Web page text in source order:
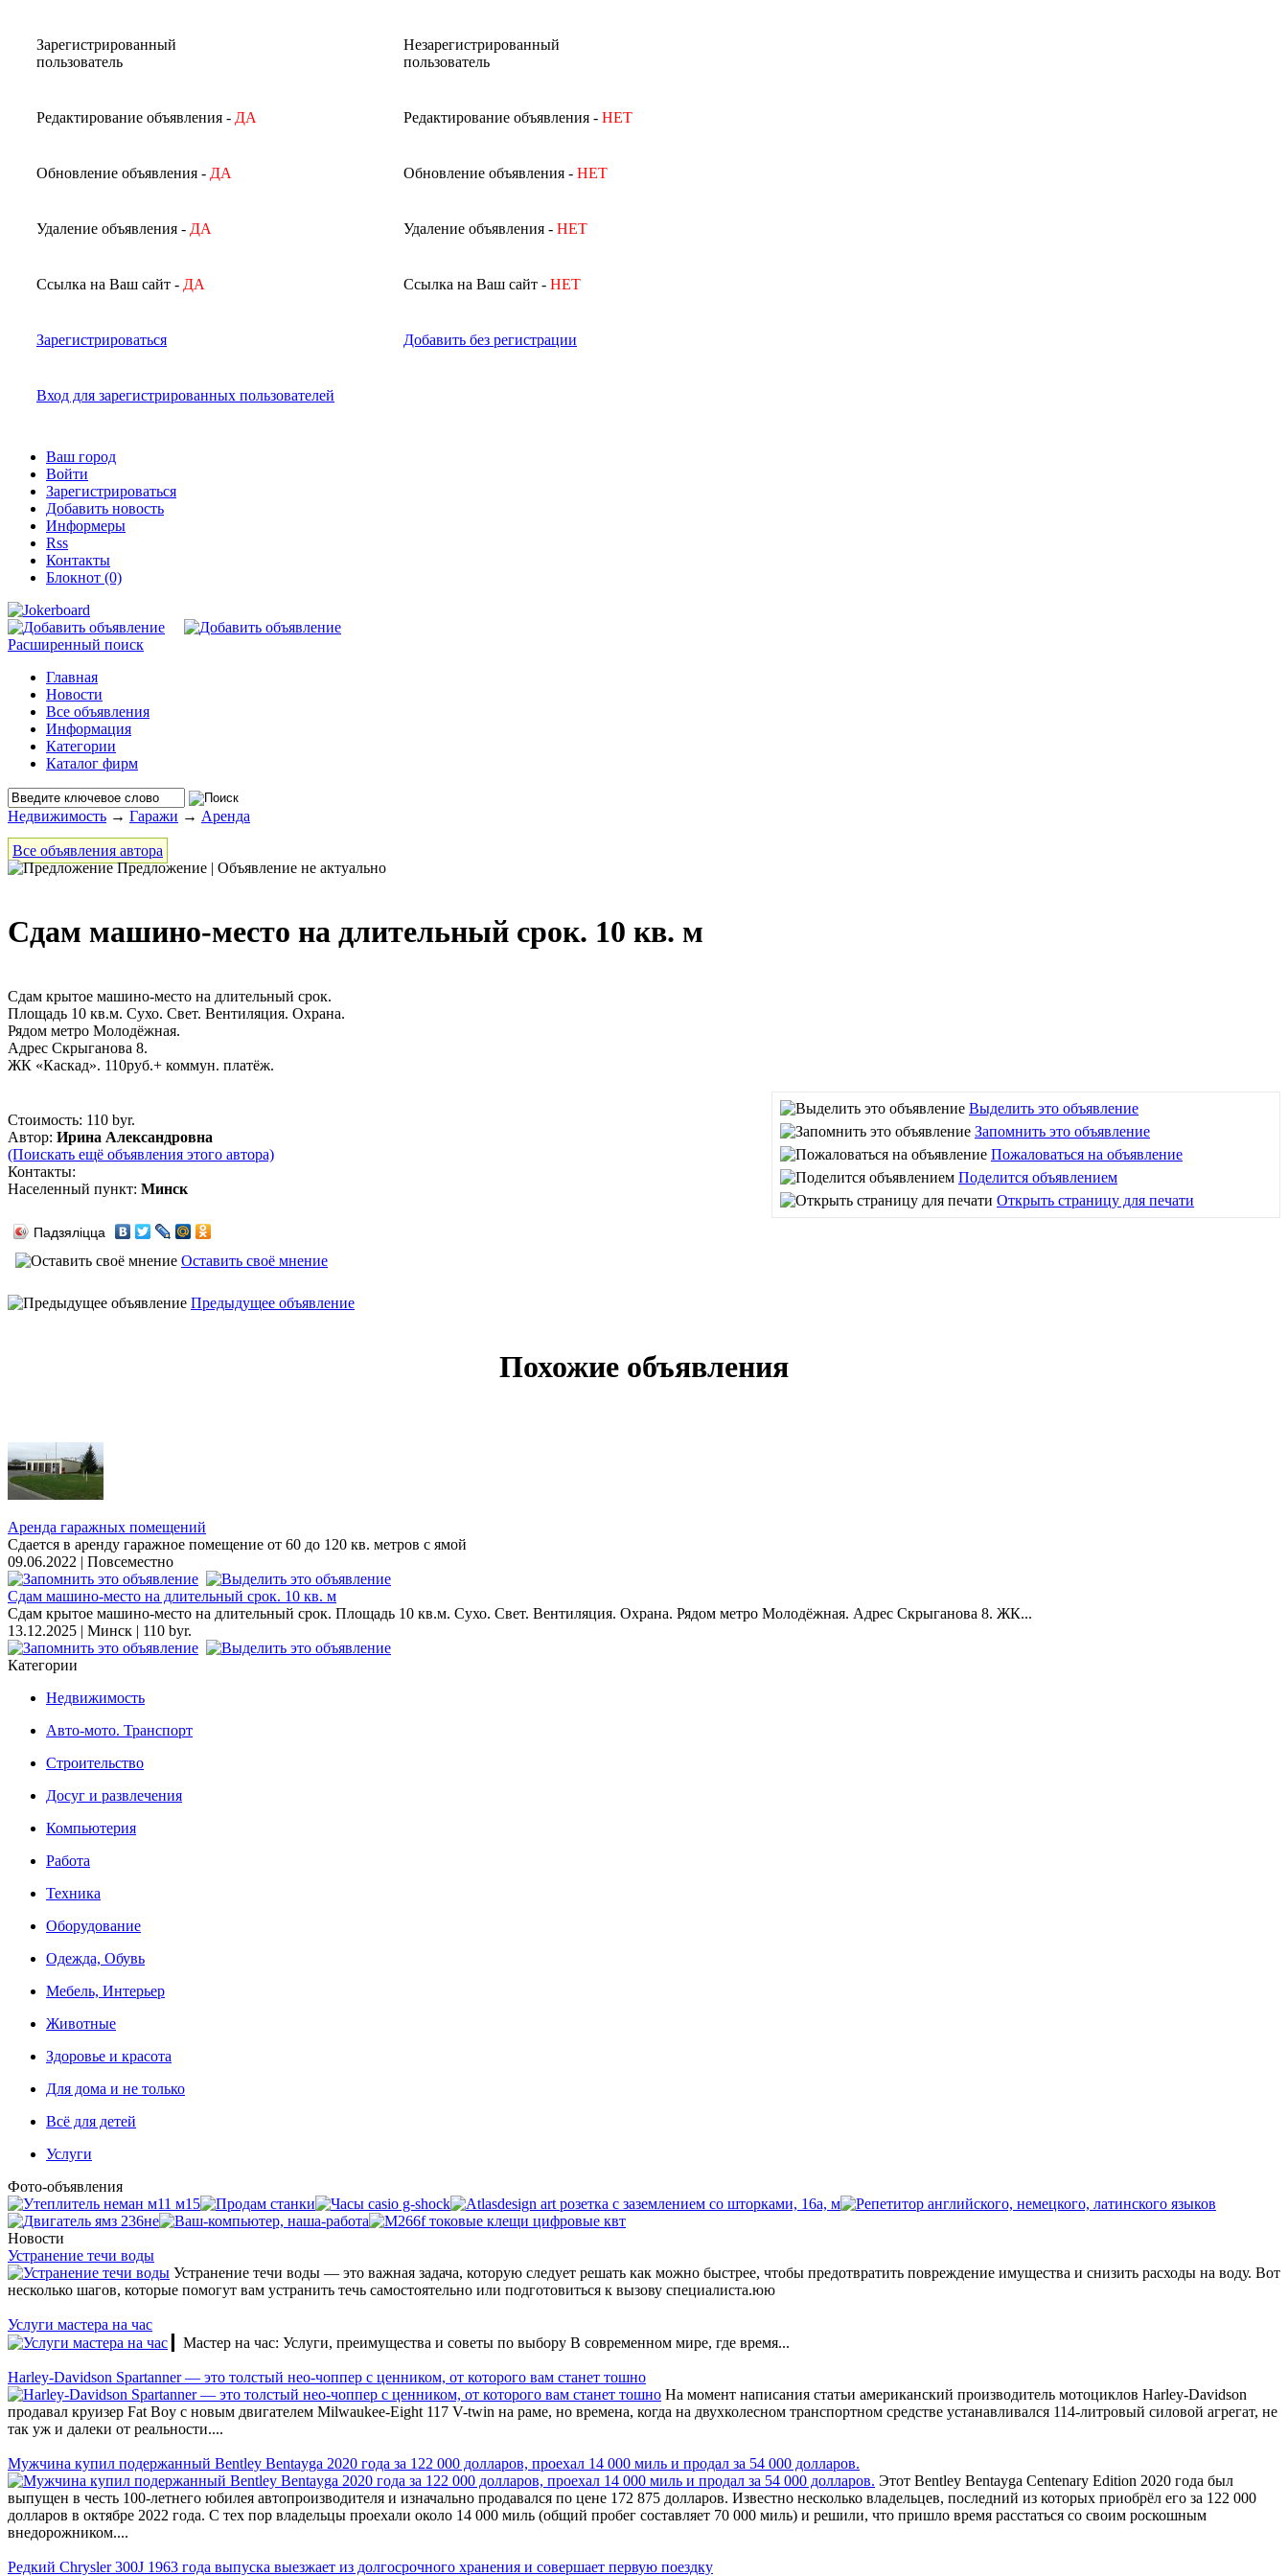
Зарегистрированный
пользователь
Незарегистрированный
пользователь
Редактирование объявления - ДА Редактирование объявления - НЕТ
Обновление объявления - ДА Обновление объявления - НЕТ
Удаление объявления - ДА Удаление объявления - НЕТ
Ссылка на Ваш сайт - ДА Ссылка на Ваш сайт - НЕТ
Зарегистрироваться Добавить без регистрации
Вход для зарегистрированных пользователей
Ваш город
Войти
Зарегистрироваться
Добавить новость
Информеры
Rss
Контакты
Блокнот (0)
Расширенный поиск
Главная
Новости
Все объявления
Информация
Категории
Каталог фирм
Недвижимость → Гаражи → Аренда
Все объявления автора
Предложение | Объявление не актуально
Сдам машино-место на длительный срок. 10 кв. м
Сдам крытое машино-место на длительный срок.
Площадь 10 кв.м. Сухо. Свет. Вентиляция. Охрана.
Рядом метро Молодёжная.
Адрес Скрыганова 8.
ЖК «Каскад». 110руб.+ коммун. платёж.
Стоимость: 110 byr.
Автор: Ирина Александровна
(Поискать ещё объявления этого автора)
Контакты:
Населенный пункт: Минск
Выделить это объявление
Запомнить это объявление
Пожаловаться на объявление
Поделится объявлением
Открыть страницу для печати
Падзяліцца
Оставить своё мнение
Предыдущее объявление
Похожие объявления
Аренда гаражных помещений
Сдается в аренду гаражное помещение от 60 до 120 кв. метров с ямой
09.06.2022 | Повсеместно
Сдам машино-место на длительный срок. 10 кв. м
Сдам крытое машино-место на длительный срок. Площадь 10 кв.м. Сухо. Свет. Вентиляция. Охрана. Рядом метро Молодёжная. Адрес Скрыганова 8. ЖК...
13.12.2025 | Минск | 110 byr.
Категории
Недвижимость
Авто-мото. Транспорт
Строительство
Досуг и развлечения
Компьютерия
Работа
Техника
Оборудование
Одежда, Обувь
Мебель, Интерьер
Животные
Здоровье и красота
Для дома и не только
Всё для детей
Услуги
Фото-объявления
Новости
Устранение течи воды
Устранение течи воды — это важная задача, которую следует решать как можно быстрее, чтобы предотвратить повреждение имущества и снизить расходы на воду. Вот
несколько шагов, которые помогут вам устранить течь самостоятельно или подготовиться к вызову специалиста.юю
Услуги мастера на час
▎Мастер на час: Услуги, преимущества и советы по выбору В современном мире, где время...
Harley-Davidson Spartanner — это толстый нео-чоппер с ценником, от которого вам станет тошно
На момент написания статьи американский производитель мотоциклов Harley-Davidson
продавал круизер Fat Boy с новым двигателем Milwaukee-Eight 117 V-twin на раме, но времена, когда на двухколесном транспортном средстве устанавливался 114-литровый силовой агрегат, не
так уж и далеки от реальности....
Мужчина купил подержанный Bentley Bentayga 2020 года за 122 000 долларов, проехал 14 000 миль и продал за 54 000 долларов.
Этот Bentley Bentayga Centenary Edition 2020 года был
выпущен в честь 100-летнего юбилея автопроизводителя и изначально продавался по цене 172 875 долларов. Известно несколько владельцев, последний из которых приобрёл его за 122 000
долларов в октябре 2022 года. С тех пор владельцы проехали около 14 000 миль (общий пробег составляет 70 000 миль) и решили, что пришло время расстаться со своим роскошным
внедорожником....
Редкий Chrysler 300J 1963 года выпуска выезжает из долгосрочного хранения и совершает первую поездку